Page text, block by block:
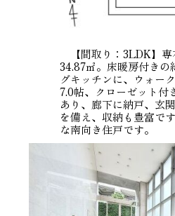
【間取り：3LDK】専
34.87㎡。床暖房付きの
グキッチンに、ウォー
7.0帖、クローゼット付
あり、廊下に納戸、玄
を備え、収納も豊富で
な南向き住戸です。